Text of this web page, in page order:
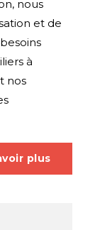
nous
et de
à
nos
plus